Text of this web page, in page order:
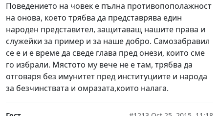
Поведението на човек е пълна противопополажност
на онова, което трябва да представрява един
народен представител, защитаващ нашите права и
служейки за пример и за наше добро. Самозабравил
се е и е време да сведе глава пред онези, които сме
го избрали. Мястото му вече не е там, трябва да
отговаря без имунитет пред институциите и народа
за безчинствата и омразата,които налага.